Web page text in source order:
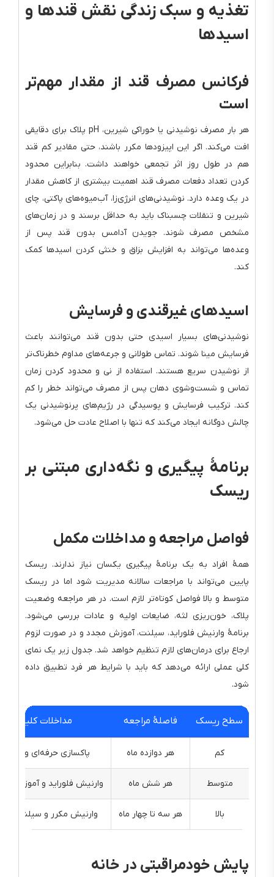
تغذیه و سبک زندگی نقش قندها و
اسیدها
فرکانس مصرف قند از مقدار مهم‌تر
است
هر بار مصرف نوشیدنی یا خوراکی شیرین، pH پلاک برای دقایقی
افت می‌کند. اگر این اپیزودها مکرر باشند، حتی مقادیر کم قند
هم در طول روز اثر تجمعی خواهند داشت. بنابراین محدود
کردن تعداد دفعات مصرف قند اهمیت بیشتری از کاهش مقدار
در یک وعده دارد. نوشیدنی‌های انرژی‌زا، آب‌میوه‌های پاکتی، چای
شیرین و تنقلات چسبناک باید به حداقل برسند و در زمان‌های
مشخص مصرف شوند. جویدن آدامس بدون قند پس از
وعده‌ها می‌تواند به افزایش بزاق و خنثی کردن اسیدها کمک
کند.
اسیدهای غیرقندی و فرسایش
نوشیدنی‌های بسیار اسیدی حتی بدون قند می‌توانند باعث
فرسایش مینا شوند. تماس طولانی و جرعه‌های مداوم خطرناک‌تر
از نوشیدن سریع هستند. استفاده از نی و محدود کردن زمان
تماس و شست‌وشوی دهان پس از مصرف می‌تواند خطر را کم
کند. ترکیب فرسایش و پوسیدگی در رژیم‌های پرنوشیدنی یک
چالش دوگانه ایجاد می‌کند که تنها با اصلاح عادت حل می‌شود.
برنامهٔ پیگیری و نگه‌داری مبتنی بر
ریسک
فواصل مراجعه و مداخلات مکمل
همهٔ افراد به یک برنامهٔ پیگیری یکسان نیاز ندارند. ریسک
پایین می‌تواند با مراجعات سالانه مدیریت شود اما در ریسک
متوسط و بالا فواصل کوتاه‌تر لازم است. در هر مراجعه وضعیت
پلاک، خون‌ریزی لثه، ضایعات اولیه و عادات بررسی می‌شود.
برنامهٔ وارنیش فلوراید، سیلنت، آموزش مجدد و در صورت لزوم
ارجاع برای درمان‌های لازم تنظیم خواهد شد. جدول زیر یک نمای
کلی عملی ارائه می‌دهد که باید با شرایط هر فرد تطبیق داده
شود.
سطح ریسک فاصلهٔ مراجعه مداخلات کلیدی
کم هر دوازده ماه پاکسازی حرفه‌ای و
متوسط هر شش ماه وارنیش فلوراید و آموزش
بالا هر سه تا چهار ماه وارنیش مکرر و سیلنت
پایش خودمراقبتی در خانه